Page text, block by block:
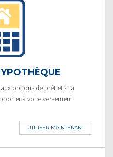
options de prêt et à la
à votre versement
UTILISER MAINTENANT